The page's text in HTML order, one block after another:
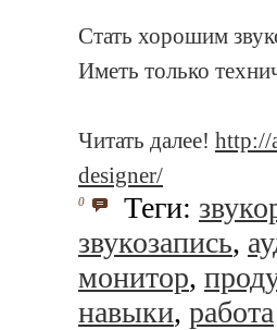
Стать хорошим
Иметь только
Читать далее! http://
designer/
0 Теги:
звукозапись,
монитор,
навыки, работа